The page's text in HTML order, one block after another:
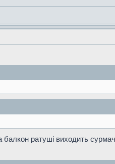
балкон ратуші виходить